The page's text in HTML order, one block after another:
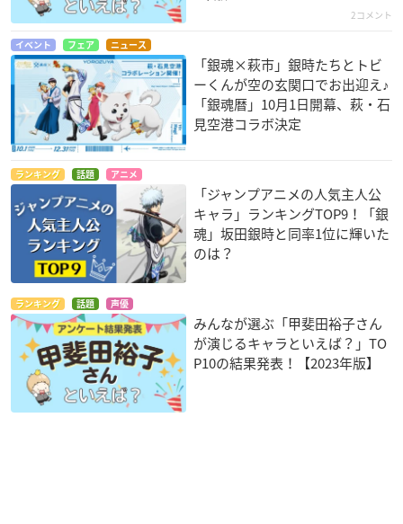
2コメント
イベント フェア ニュース
「銀魂×萩市」銀時たちとトビ
ーくんが空の玄関口でお出迎え♪
「銀魂暦」10月1日開幕、萩・石
見空港コラボ決定
ランキング 話題 アニメ
「ジャンプアニメの人気主人公
キャラ」ランキングTOP9！「銀
魂」坂田銀時と同率1位に輝いた
のは？
ランキング 話題 声優
みんなが選ぶ「甲斐田裕子さん
が演じるキャラといえば？」TO
P10の結果発表！【2023年版】